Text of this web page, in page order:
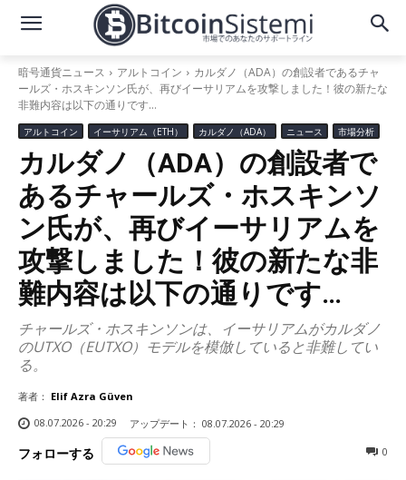
暗号通貨ニュース アルトコイン
カルダノ（ADA）の創設者であるチャ
ールズ・ホスキンソン氏が、再びイーサリアムを攻撃しました！彼の新たな
非難内容は以下の通りです…
アルトコイン イーサリアム（ETH） カルダノ（ADA） ニュース 市場分析
カルダノ（ADA）の創設者で
あるチャールズ・ホスキンソ
ン氏が、再びイーサリアムを
攻撃しました！彼の新たな非
難内容は以下の通りです…
チャールズ・ホスキンソンは、イーサリアムがカルダノ
のUTXO（EUTXO）モデルを模倣していると非難してい
る。
著者： Elif Azra Güven
08.07.2026 - 20:29
アップデート： 08.07.2026 - 20:29
フォローする 0